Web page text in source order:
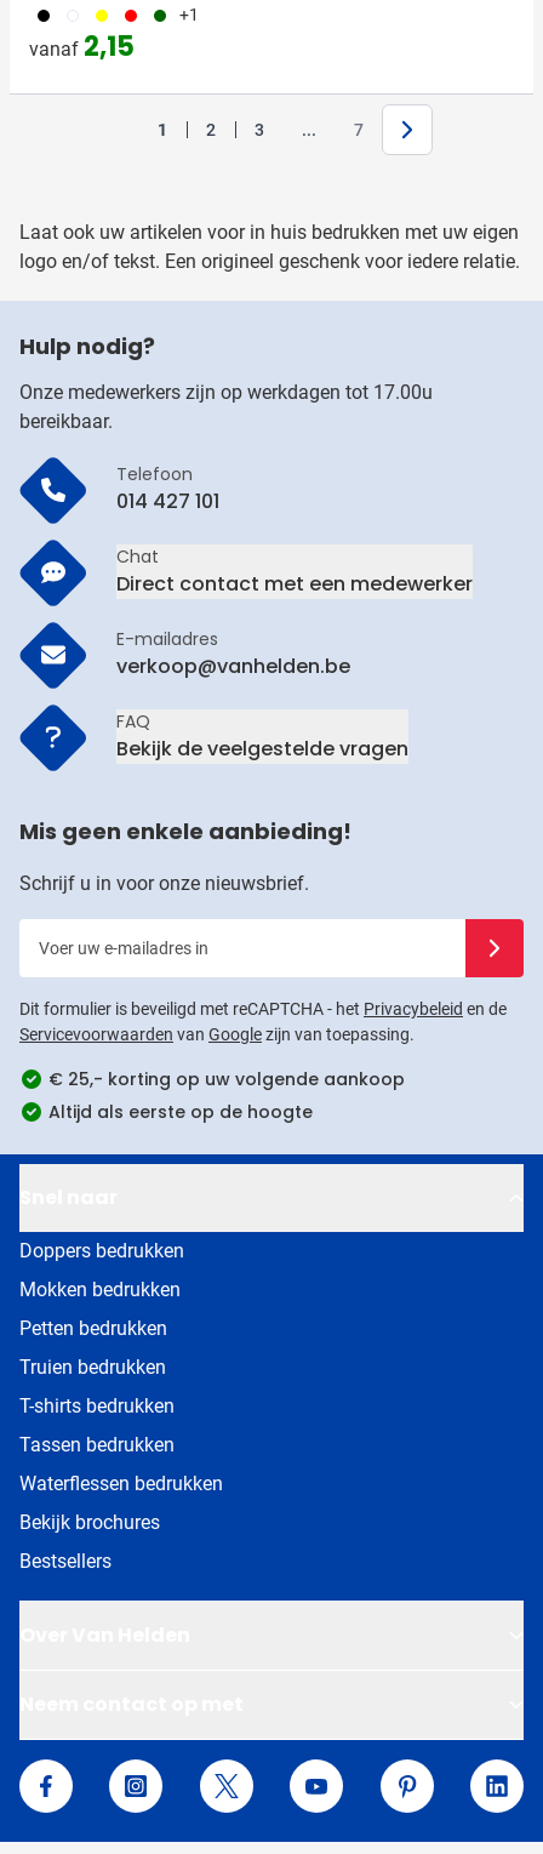
001 002 006 008 060 +1
vanaf 2,15
U lees momenteel pagina
1 Pagina
2 Pagina
3 Jump forward
... Pagina
7 Volgende
Laat ook uw artikelen voor in huis bedrukken met uw eigen
logo en/of tekst. Een origineel geschenk voor iedere relatie.
Hulp nodig?
Onze medewerkers zijn op werkdagen tot 17.00u
bereikbaar.
Telefoon
014 427 101
Chat
Direct contact met een medewerker
E-mailadres
verkoop@vanhelden.be
FAQ
Bekijk de veelgestelde vragen
Mis geen enkele aanbieding!
Schrijf u in voor onze nieuwsbrief.
Dit formulier is beveiligd met reCAPTCHA - het Privacybeleid en de
Servicevoorwaarden van Googlezijn van toepassing.
€ 25,- korting op uw volgende aankoop
Altijd als eerste op de hoogte
Doppers bedrukken
Mokken bedrukken
Petten bedrukken
Truien bedrukken
T-shirts bedrukken
Tassen bedrukken
Waterflessen bedrukken
Bekijk brochures
Bestsellers
Van Helden Relatiegeschenken
Facebook InstagramTwitter YouTube Pinterest